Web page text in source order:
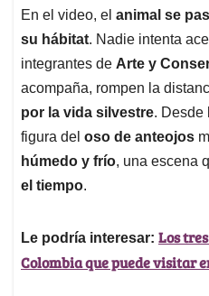
En el video, el animal se
su hábitat. Nadie intenta
integrantes de Arte y
acompaña, rompen la
por la vida silvestre. Desde
figura del oso de anteojos
húmedo y frío, una escena
el tiempo.
Le podría interesar: Los
Colombia que puede visitar